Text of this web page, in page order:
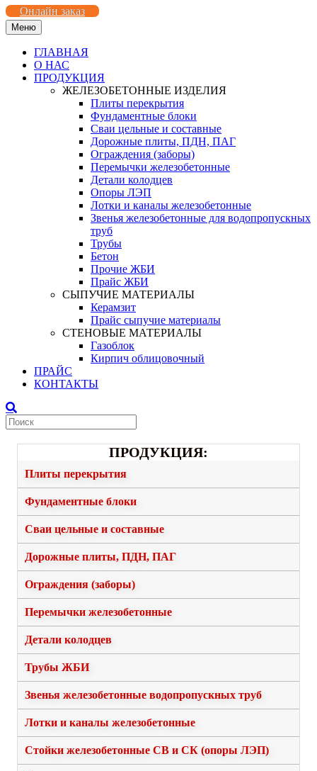
Онлайн заказ
Меню
ГЛАВНАЯ
О НАС
ПРОДУКЦИЯ
ЖЕЛЕЗОБЕТОННЫЕ ИЗДЕЛИЯ
Плиты перекрытия
Фундаментные блоки
Сваи цельные и составные
Дорожные плиты, ПДН, ПАГ
Ограждения (заборы)
Перемычки железобетонные
Детали колодцев
Опоры ЛЭП
Лотки и каналы железобетонные
Звенья железобетонные для водопропускных
труб
Трубы
Бетон
Прочие ЖБИ
Прайс ЖБИ
СЫПУЧИЕ МАТЕРИАЛЫ
Керамзит
Прайс сыпучие материалы
СТЕНОВЫЕ МАТЕРИАЛЫ
Газоблок
Кирпич облицовочный
ПРАЙС
КОНТАКТЫ
ПРОДУКЦИЯ:
Плиты перекрытия
Фундаментные блоки
Сваи цельные и составные
Дорожные плиты, ПДН, ПАГ
Ограждения (заборы)
Перемычки железобетонные
Детали колодцев
Трубы ЖБИ
Звенья железобетонные водопропускных труб
Лотки и каналы железобетонные
Стойки железобетонные СВ и СК (опоры ЛЭП)